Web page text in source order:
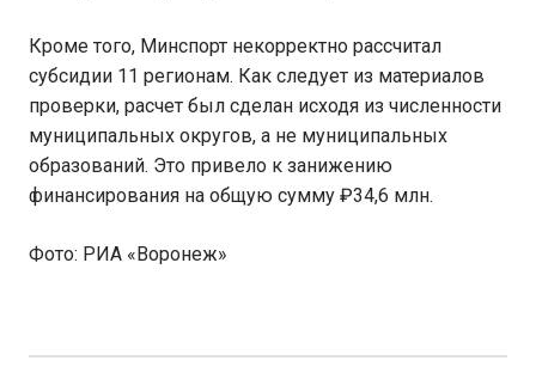
Кроме того, Минспорт некорректно рассчитал
субсидии 11 регионам. Как следует из материалов
проверки, расчет был сделан исходя из численности
муниципальных округов, а не муниципальных
образований. Это привело к занижению
финансирования на общую сумму ₽34,6 млн.
Фото: РИА «Воронеж»